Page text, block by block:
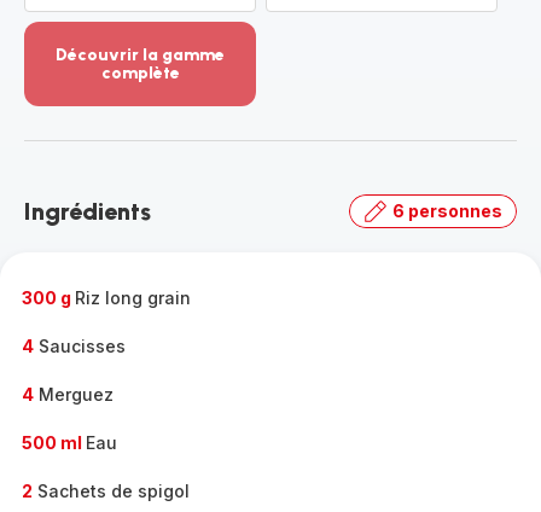
Découvrir la gamme
complète
-
gamme
Ingrédients 6 personnes
300 g Riz long grain
4 Saucisses
4 Merguez
500 ml Eau
2 Sachets de spigol